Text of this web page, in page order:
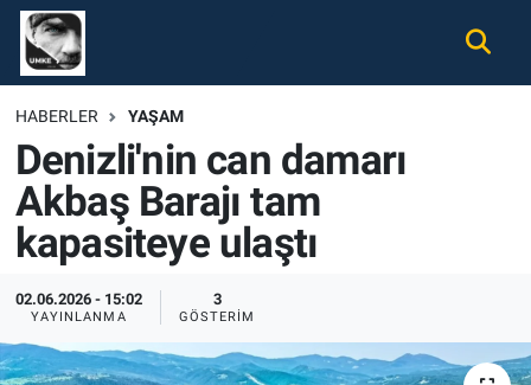
HABERLER YAŞAM
Denizli'nin can damarı
Akbaş Barajı tam
kapasiteye ulaştı
02.06.2026 - 15:02
YAYINLANMA
3
GÖSTERIM
Gündem
Ekonomi
Spor
Magazin
Tüm Haberler
Nöbetçi Eczaneler
Hava Durumu
Namaz Vakitleri
Trafik Durumu
Süper Lig Puan Durumu ve Fikstür